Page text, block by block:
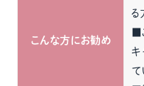
こんな方にお勧め
る
■
キ
て